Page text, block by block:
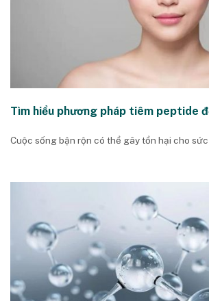
Tìm hiểu phương pháp tiêm peptide
Cuộc sống bận rộn có thể gây tổn hại cho sức